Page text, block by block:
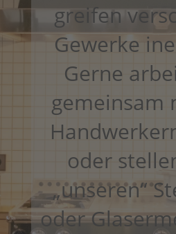
greifen
Gewerke
Gerne
gemeinsam
oder
„unseren“
oder